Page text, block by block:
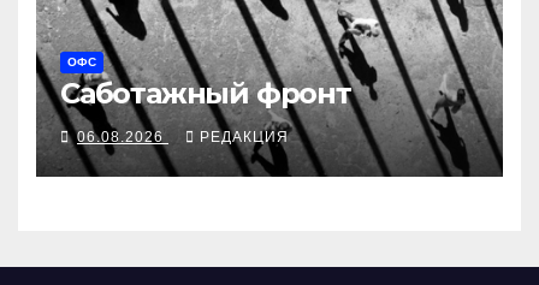
ОФС
Саботажный фронт
06.08.2026 РЕДАКЦИЯ